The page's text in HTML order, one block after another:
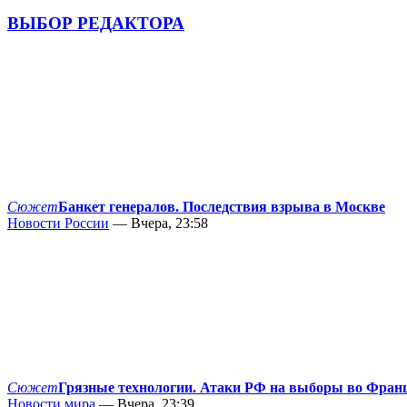
ВЫБОР РЕДАКТОРА
СюжетБанкет генералов. Последствия взрыва в Москве
Новости России — Вчера, 23:58
СюжетГрязные технологии. Атаки РФ на выборы во